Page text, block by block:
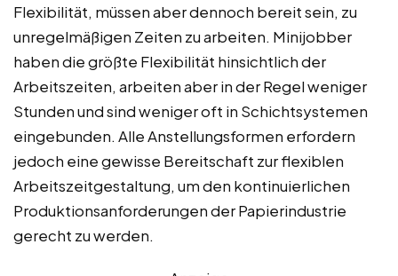
Flexibilität, müssen aber dennoch bereit sein, zu
unregelmäßigen Zeiten zu arbeiten. Minijobber
haben die größte Flexibilität hinsichtlich der
Arbeitszeiten, arbeiten aber in der Regel weniger
Stunden und sind weniger oft in Schichtsystemen
eingebunden. Alle Anstellungsformen erfordern
jedoch eine gewisse Bereitschaft zur flexiblen
Arbeitszeitgestaltung, um den kontinuierlichen
Produktionsanforderungen der Papierindustrie
gerecht zu werden.